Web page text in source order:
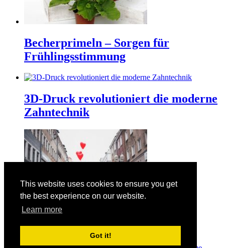
This website uses cookies to ensure you get
the best experience on our website.
Learn more
Got it!
Becherprimeln – Sorgen für
Frühlingsstimmung
3D-Druck revolutioniert die moderne
Zahntechnik
Der Valentinstag am 14. Februar